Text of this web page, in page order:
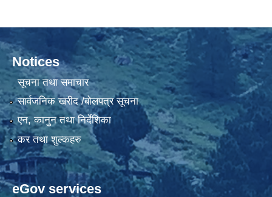
Notices
सूचना तथा समाचार
सार्वजनिक खरीद /बोलपत्र सूचना
एन, कानुन तथा निर्देशिका
कर तथा शुल्कहरु
eGov services